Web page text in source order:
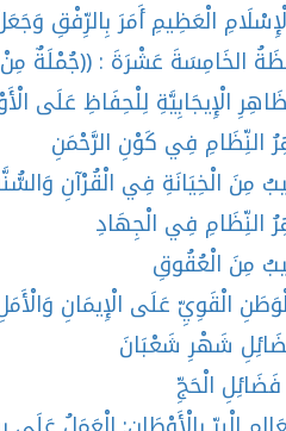
الْعَظِيمِ أَمَرَ بِالرِّفْقِ
الخَامِسَةَ عَشْرَةَ : ((جُمْلَةٌ مِنْ
الْإِيجَابِيَّةِ لِلْحِفَاظِ عَلَى
النِّظَامِ فِي كَوْنِ الرَّحْمَنِ
مِنَ الْخِيَانَةِ فِي الْقُرْآنِ
النِّظَامِ فِي الْجِهَادِ
مِنَ الْعُقُوقِ
الْقَوِيِّ عَلَى الْإِيمَانِ
شَهْرِ شَعْبَانَ
الْحَجِّ